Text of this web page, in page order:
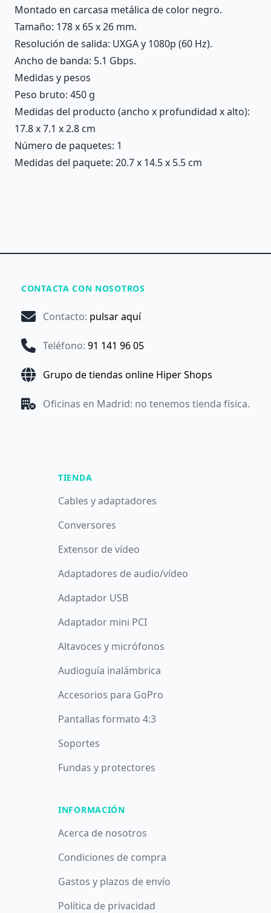
Montado en carcasa metálica de color negro.
Tamaño: 178 x 65 x 26 mm.
Resolución de salida: UXGA y 1080p (60 Hz).
Ancho de banda: 5.1 Gbps.
Medidas y pesos
Peso bruto: 450 g
Medidas del producto (ancho x profundidad x alto):
17.8 x 7.1 x 2.8 cm
Número de paquetes: 1
Medidas del paquete: 20.7 x 14.5 x 5.5 cm
CONTACTA CON NOSOTROS
Contacto: pulsar aquí
Teléfono: 91 141 96 05
Grupo de tiendas online Hiper Shops
Oficinas en Madrid: no tenemos tienda física.
TIENDA
Cables y adaptadores
Conversores
Extensor de vídeo
Adaptadores de audio/vídeo
Adaptador USB
Adaptador mini PCI
Altavoces y micrófonos
Audioguía inalámbrica
Accesorios para GoPro
Pantallas formato 4:3
Soportes
Fundas y protectores
INFORMACIÓN
Acerca de nosotros
Condiciones de compra
Gastos y plazos de envío
Política de privacidad